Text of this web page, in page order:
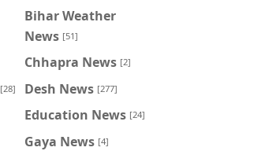
Bihar Weather
News [51]
Chhapra News [2]
[28] Desh News [277]
Education News [24]
Gaya News [4]